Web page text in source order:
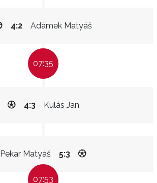
Adámek Matyáš
4:2
07:35
Kulás Jan
4:3
Pekar Matyáš 5:3
07:53